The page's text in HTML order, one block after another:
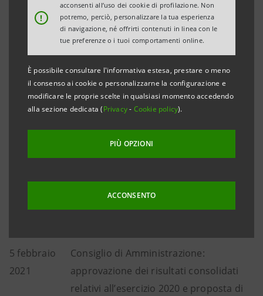
!
acconsenti all’uso dei cookie di profilazione. Non
potremo, perciò, personalizzare la tua esperienza
di navigazione, né offrirti contenuti in linea con le
tue preferenze o i tuoi comportamenti online.
È possibile consultare l'informativa estesa, prestare o meno
il consenso ai cookie o personalizzarne la configurazione e
modificare le proprie scelte in qualsiasi momento accedendo
alla sezione dedicata (Privacy- Cookie policy).
PIÙ OPZIONI
ACCONSENTO
in relazione all’odierno comunicato stampa emesso
ad esito della riunione del Consiglio di
Amministrazione e riguardante i risultati al 30 giugno
2021, in cui si prevede la convocazione dell’Assemblea
Ordinaria in merito alla distribuzione di parte della
Riserva straordinaria e la deliberazione del Consiglio
di Amministrazione in merito alla distribuzione di un
acconto dividendi.
Si riporta di seguito il calendario finanziario per
l’esercizio 2021 aggiornato, che recepirà
tempestivamente gli ulteriori aggiornamenti.
5 febbraio
2021
Consiglio di Amministrazione:
approvazione dei risultati consolidati
relativi all’esercizio 2020 e proposta di